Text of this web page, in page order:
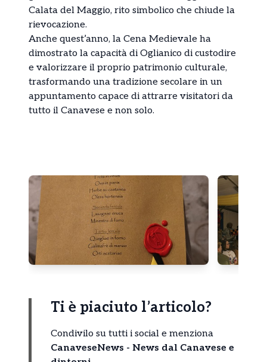
Calata del Maggio, rito simbolico che chiude la
rievocazione.
Anche quest’anno, la Cena Medievale ha
dimostrato la capacità di Oglianico di custodire
e valorizzare il proprio patrimonio culturale,
trasformando una tradizione secolare in un
appuntamento capace di attrarre visitatori da
tutto il Canavese e non solo.
Ti è piaciuto l’articolo?
Condivilo su tutti i social e menziona
CanaveseNews - News dal Canavese e